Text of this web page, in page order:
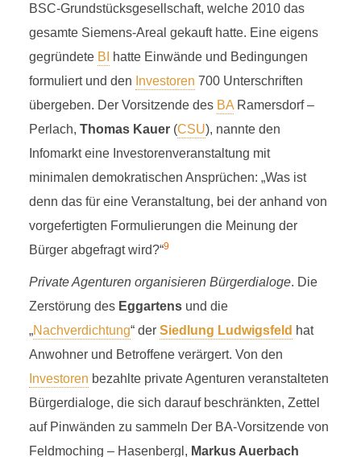
20 Minuten Lesezeit
BSC-Grundstücksgesellschaft, welche 2010 das
gesamte Siemens-Areal gekauft hatte. Eine eigens
gegründete BI
hatte Einwände und Bedingungen
formuliert und den Investoren 700 Unterschriften
übergeben. Der Vorsitzende des BARamersdorf –
Perlach, Thomas Kauer(CSU), nannte den
Infomarkt eine Investorenveranstaltung mit
minimalen demokratischen Ansprüchen: „Was ist
denn das für eine Veranstaltung, bei der anhand von
vorgefertigten Formulierungen die Meinung der
Bürger abgefragt wird?“9
Private Agenturen organisieren Bürgerdialoge. Die
Zerstörung des Eggartensund die
„Nachverdichtung“ der Siedlung Ludwigsfeld hat
Anwohner und Betroffene verärgert. Von den
Investoren bezahlte private Agenturen veranstalteten
Bürgerdialoge, die sich darauf beschränkten, Zettel
auf Pinwänden zu sammeln Der BA-Vorsitzende von
Feldmoching – Hasenbergl, Markus Auerbach